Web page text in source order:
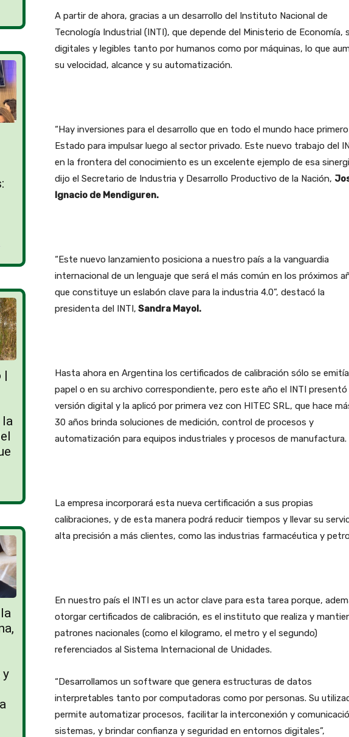
-
|
la
y
A partir de ahora, gracias a un desarrollo del Instituto Nacional de
Tecnología Industrial (INTI), que depende del Ministerio de Economía,
digitales y legibles tanto por humanos como por máquinas, lo que
su velocidad, alcance y su automatización.
“Hay inversiones para el desarrollo que en todo el mundo hace
Estado para impulsar luego al sector privado. Este nuevo trabajo del
en la frontera del conocimiento es un excelente ejemplo de esa
dijo el Secretario de Industria y Desarrollo Productivo de la Nación,
Ignacio de Mendiguren.
“Este nuevo lanzamiento posiciona a nuestro país a la vanguardia
internacional de un lenguaje que será el más común en los próximos
que constituye un eslabón clave para la industria 4.0”, destacó la
presidenta del INTI, Sandra Mayol.
Hasta ahora en Argentina los certificados de calibración sólo se
papel o en su archivo correspondiente, pero este año el INTI presentó
versión digital y la aplicó por primera vez con HITEC SRL, que hace
30 años brinda soluciones de medición, control de procesos y
automatización para equipos industriales y procesos de manufactura.
La empresa incorporará esta nueva certificación a sus propias
calibraciones, y de esta manera podrá reducir tiempos y llevar su
alta precisión a más clientes, como las industrias farmacéutica y
En nuestro país el INTI es un actor clave para esta tarea porque,
otorgar certificados de calibración, es el instituto que realiza y
patrones nacionales (como el kilogramo, el metro y el segundo)
referenciados al Sistema Internacional de Unidades.
“Desarrollamos un software que genera estructuras de datos
interpretables tanto por computadoras como por personas. Su
permite automatizar procesos, facilitar la interconexión y
sistemas, y brindar confianza y seguridad en entornos digitales”,